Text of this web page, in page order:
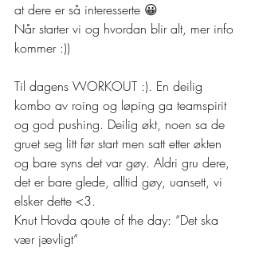
at dere er så interesserte 😀
Når starter vi og hvordan blir alt, mer info
kommer :))
Til dagens WORKOUT :). En deilig
kombo av roing og løping ga teamspirit
og god pushing. Deilig økt, noen sa de
gruet seg litt før start men satt etter økten
og bare syns det var gøy. Aldri gru dere,
det er bare glede, alltid gøy, uansett, vi
elsker dette <3.
Knut Hovda qoute of the day: “Det ska
vær jævligt”